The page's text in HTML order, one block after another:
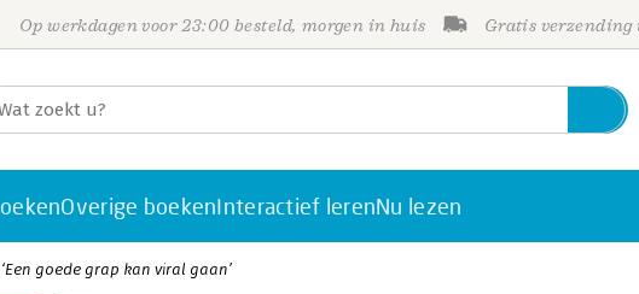
Op werkdagen voor 23:00 besteld, morgen in huis Gratis
Overige boekenInteractief lerenNu lezen
‘Een goede grap kan viral gaan’